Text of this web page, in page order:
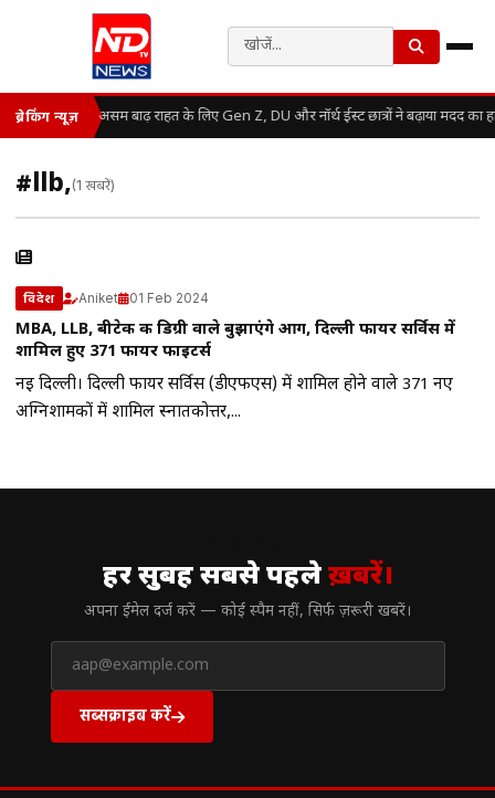
ब्रेकिंग न्यूज़ असम बाढ़ राहत के लिए Gen Z, DU और नॉर्थ ईस्ट छात्रों ने बढ़ाया मदद का
#llb,(1 खबरें)
विदेश Aniket 01 Feb 2024
MBA, LLB, बीटेक की डिग्री वाले बुझाएंगे आग, दिल्ली फायर सर्विस में
शामिल हुए 371 फायर फाइटर्स
नई दिल्ली। दिल्ली फायर सर्विस (डीएफएस) में शामिल होने वाले 371 नए
अग्निशामकों में शामिल स्नातकोत्तर,...
हर सुबह सबसे पहलेख़बरें।
अपना ईमेल दर्ज करें — कोई स्पैम नहीं, सिर्फ ज़रूरी खबरें।
सब्सक्राइब करें